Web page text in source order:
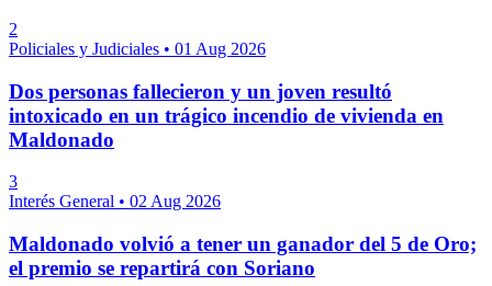
2
Policiales y Judiciales • 01 Aug 2026
Dos personas fallecieron y un joven resultó
intoxicado en un trágico incendio de vivienda en
Maldonado
3
Interés General • 02 Aug 2026
Maldonado volvió a tener un ganador del 5 de Oro;
el premio se repartirá con Soriano